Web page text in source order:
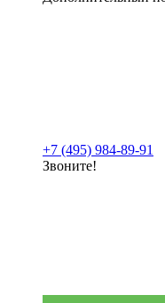
+7 (495) 984-89-91
Звоните!